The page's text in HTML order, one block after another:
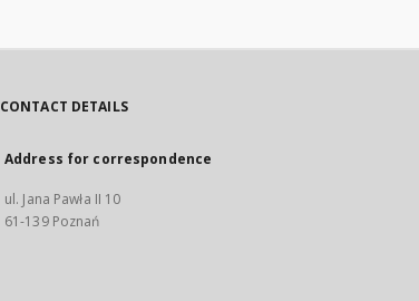
CONTACT DETAILS
Address for correspondence
ul. Jana Pawła II 10
61-139 Poznań